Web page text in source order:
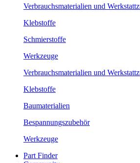
Verbrauchsmaterialien und
Klebstoffe
Schmierstoffe
Werkzeuge
Verbrauchsmaterialien und
Klebstoffe
Baumaterialien
Bespannungszubehör
Werkzeuge
Part Finder